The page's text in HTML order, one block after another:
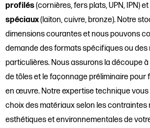
profilés(cornières, fers plats, UPN, IPN)
spéciaux(laiton, cuivre, bronze). Notre
dimensions courantes et nous pouvons
demande des formats spécifiques ou des
particulières. Nous assurons la découpe
de tôles et le façonnage préliminaire pour
en œuvre. Notre expertise technique vous
choix des matériaux selon les contraintes
esthétiques et environnementales de